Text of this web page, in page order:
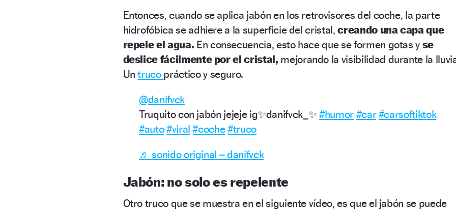
Entonces, cuando se aplica jabón en los retrovisores del coche, la parte
hidrofóbica se adhiere a la superficie del cristal, creando una capa que
repele el agua. En consecuencia, esto hace que se formen gotas y se
deslice fácilmente por el cristal, mejorando la visibilidad durante la
Untruco práctico y seguro.
@danifvck
Truquito con jabón jejeje ig✨danifvck_✨ #humor #car#carsoftiktok
#auto#viral #coche#truco
♬ sonido original – danifvck
Jabón: no solo es repelente
Otro truco que se muestra en el siguiente vídeo, es que el jabón se puede